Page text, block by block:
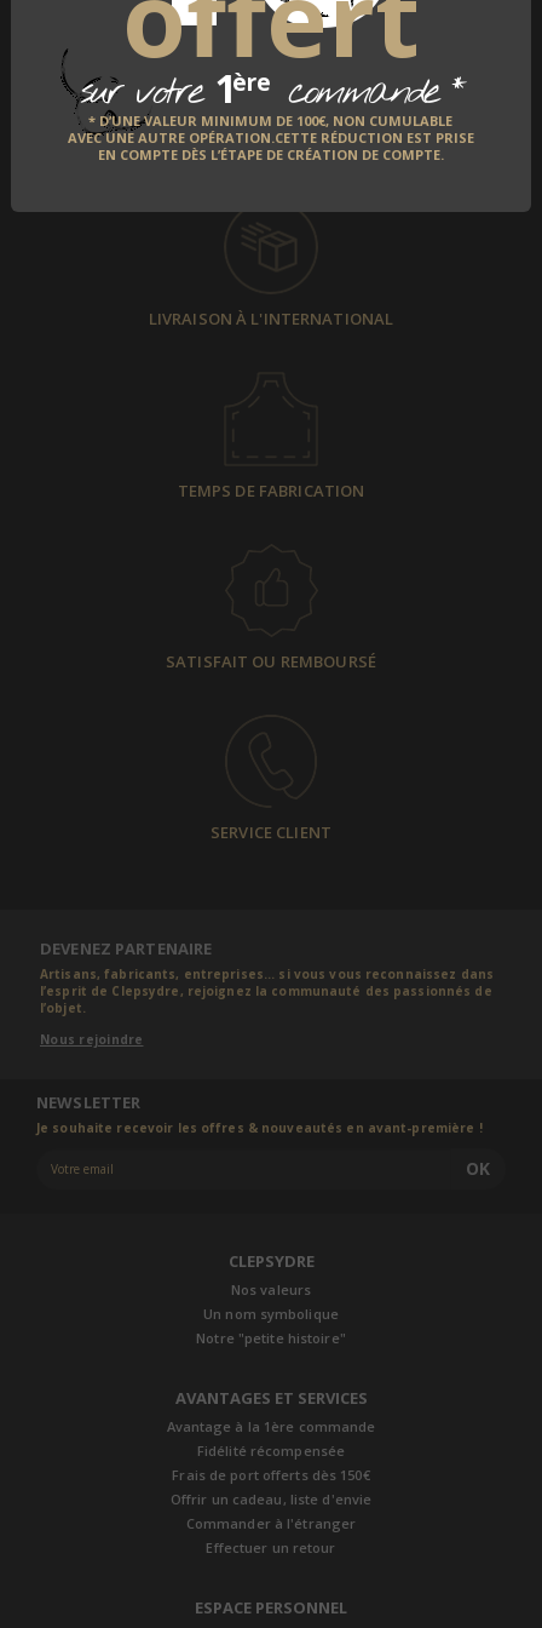
sur votre 1ère commande*
* D’UNE VALEUR MINIMUM DE 100€, NON CUMULABLE
AVEC UNE AUTRE OPÉRATION.CETTE RÉDUCTION EST PRISE
EN COMPTE DÈS L’ÉTAPE DE CRÉATION DE COMPTE.
PAIEMENT SÉCURISÉ
LIVRAISON À L'INTERNATIONAL
TEMPS DE FABRICATION
SATISFAIT OU REMBOURSÉ
SERVICE CLIENT
DEVENEZ PARTENAIRE
Artisans, fabricants, entreprises... si vous vous reconnaissez dans
l’esprit de Clepsydre, rejoignez la communauté des passionnés de
l’objet.
Nous rejoindre
NEWSLETTER
Je souhaite recevoir les offres & nouveautés en avant-première !
OK
CLEPSYDRE
Nos valeurs
Un nom symbolique
Notre "petite histoire"
AVANTAGES ET SERVICES
Avantage à la 1ère commande
Fidélité récompensée
Frais de port offerts dès 150€
Offrir un cadeau, liste d'envie
Commander à l'étranger
Effectuer un retour
ESPACE PERSONNEL